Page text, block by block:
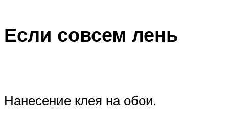
Если совсем лень
Нанесение клея на обои.